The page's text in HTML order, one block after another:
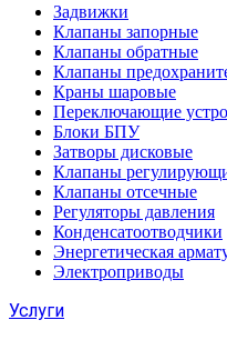
Задвижки
Клапаны запорные
Клапаны обратные
Клапаны
Краны шаровые
Переключающие
Блоки БПУ
Затворы дисковые
Клапаны
Клапаны отсечные
Регуляторы давления
Конденсатоотводчики
Энергетическая
Электроприводы
Услуги